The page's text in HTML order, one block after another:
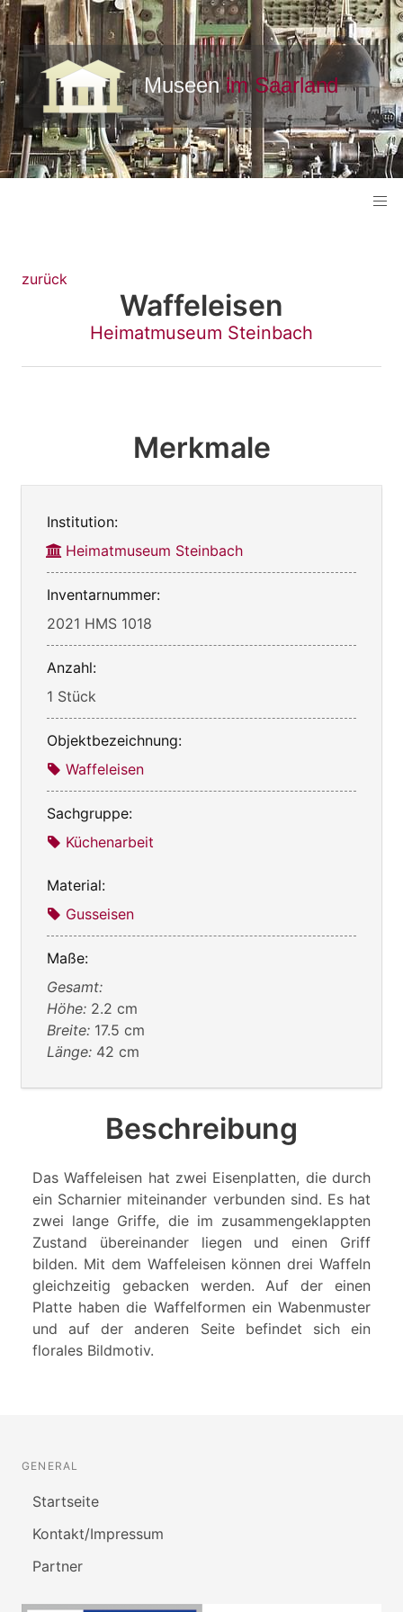
zurück
Waffeleisen
Heimatmuseum Steinbach
Merkmale
Institution:
Heimatmuseum Steinbach
Inventarnummer:
2021 HMS 1018
Anzahl:
1 Stück
Objektbezeichnung:
Waffeleisen
Sachgruppe:
Küchenarbeit
Material:
Gusseisen
Maße:
Gesamt:
Höhe: 2.2 cm
Breite: 17.5 cm
Länge: 42 cm
Beschreibung
Das Waffeleisen hat zwei Eisenplatten, die durch
ein Scharnier miteinander verbunden sind. Es hat
zwei lange Griffe, die im zusammengeklappten
Zustand übereinander liegen und einen Griff
bilden. Mit dem Waffeleisen können drei Waffeln
gleichzeitig gebacken werden. Auf der einen
Platte haben die Waffelformen ein Wabenmuster
und auf der anderen Seite befindet sich ein
florales Bildmotiv.
GENERAL
Startseite
Kontakt/Impressum
Partner